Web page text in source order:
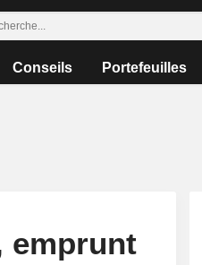
Conseils Portefeuilles
emprunt